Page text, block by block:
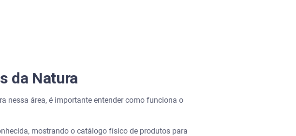
da Natura
nessa área, é importante entender como funciona o
mostrando o catálogo físico de produtos para